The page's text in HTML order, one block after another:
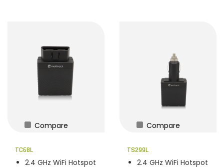
Compare
TC68L
2.4 GHz WiFi Hotspot
Compare
TS299L
2.4 GHz WiFi Hotspot